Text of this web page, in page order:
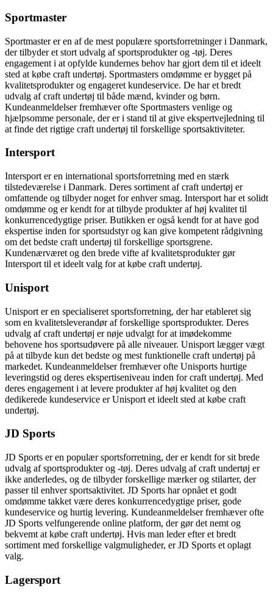
Sportmaster
Sportmaster er en af de mest populære sportsforretninger i Danmark,
der tilbyder et stort udvalg af sportsprodukter og -tøj. Deres
engagement i at opfylde kundernes behov har gjort dem til et ideelt
sted at købe craft undertøj. Sportmasters omdømme er bygget på
kvalitetsprodukter og engageret kundeservice. De har et bredt
udvalg af craft undertøj til både mænd, kvinder og børn.
Kundeanmeldelser fremhæver ofte Sportmasters venlige og
hjælpsomme personale, der er i stand til at give ekspertvejledning til
at finde det rigtige craft undertøj til forskellige sportsaktiviteter.
Intersport
Intersport er en international sportsforretning med en stærk
tilstedeværelse i Danmark. Deres sortiment af craft undertøj er
omfattende og tilbyder noget for enhver smag. Intersport har et solidt
omdømme og er kendt for at tilbyde produkter af høj kvalitet til
konkurrencedygtige priser. Butikken er også kendt for at have god
ekspertise inden for sportsudstyr og kan give kompetent rådgivning
om det bedste craft undertøj til forskellige sportsgrene.
Kundenærværet og den brede vifte af kvalitetsprodukter gør
Intersport til et ideelt valg for at købe craft undertøj.
Unisport
Unisport er en specialiseret sportsforretning, der har etableret sig
som en kvalitetsleverandør af forskellige sportsprodukter. Deres
udvalg af craft undertøj er nøje udvalgt for at imødekomme
behovene hos sportsudøvere på alle niveauer. Unisport lægger vægt
på at tilbyde kun det bedste og mest funktionelle craft undertøj på
markedet. Kundeanmeldelser fremhæver ofte Unisports hurtige
leveringstid og deres ekspertiseniveau inden for craft undertøj. Med
deres engagement i at levere produkter af høj kvalitet og den
dedikerede kundeservice er Unisport et ideelt sted at købe craft
undertøj.
JD Sports
JD Sports er en populær sportsforretning, der er kendt for sit brede
udvalg af sportsprodukter og -tøj. Deres udvalg af craft undertøj er
ikke anderledes, og de tilbyder forskellige mærker og stilarter, der
passer til enhver sportsaktivitet. JD Sports har opnået et godt
omdømme takket være deres konkurrencedygtige priser, gode
kundeservice og hurtig levering. Kundeanmeldelser fremhæver ofte
JD Sports velfungerende online platform, der gør det nemt og
bekvemt at købe craft undertøj. Hvis man leder efter et bredt
sortiment med forskellige valgmuligheder, er JD Sports et oplagt
valg.
Lagersport